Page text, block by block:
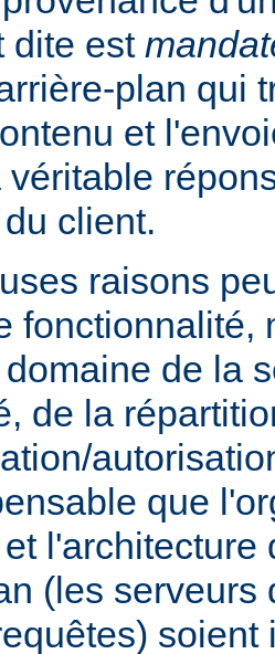
dite est
plan qui
et
client.
raisons
fonctionnalité,
de la
de la
que
l'architecture
(les serveurs